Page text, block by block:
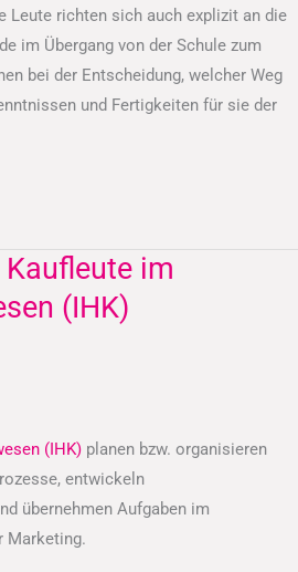
Leute richten sich auch explizit an die
im Übergang von der Schule zum
bei der Entscheidung, welcher Weg
und Fertigkeiten für sie der
im
(IHK)
(IHK) planen bzw. organisieren
entwickeln
übernehmen Aufgaben im
Marketing.